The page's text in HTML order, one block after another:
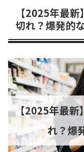
【2025年最
切れ？爆発的
【2025年最新
れ？爆